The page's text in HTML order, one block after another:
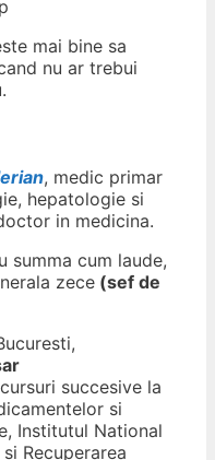
mai bine sa
nu ar trebui
, medic primar
hepatologie si
in medicina.
summa cum laude,
zece (sef de
succesive la
si
Institutul National
si Recuperarea